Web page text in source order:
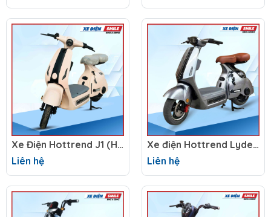
Xe Điện Hottrend J1 (Hottrend V2)
Liên hệ
Xe điện Hottrend Lydevo D2
Liên hệ